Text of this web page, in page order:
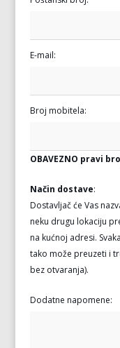
E-mail:
Broj mobitela:
OBAVEZNO pravi
Način dostave:
Dostavljač će Vas
neku drugu lokaciju
na kućnoj adresi.
tako može preuzeti i
bez otvaranja).
Dodatne napomene: